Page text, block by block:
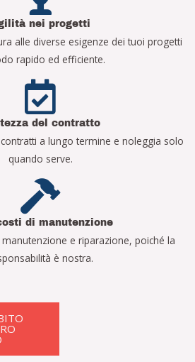
nei progetti
alle diverse esigenze dei tuoi progetti
rapido ed efficiente.
del contratto
a lungo termine e noleggia solo
quando serve.
di manutenzione
e riparazione, poiché la
è nostra.